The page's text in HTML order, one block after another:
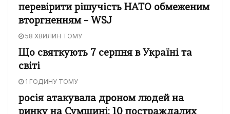
перевірити рішучість НАТО обмеженим
вторгненням – WSJ
58 ХВИЛИН ТОМУ
Що святкують 7 серпня в Україні та
світі
1 ГОДИНУ ТОМУ
росія атакувала дроном людей на
ринку на Сумщині: 10 постраждалих